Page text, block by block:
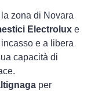
zona di Novara
Electrolux e
e a libera
capacità di
per